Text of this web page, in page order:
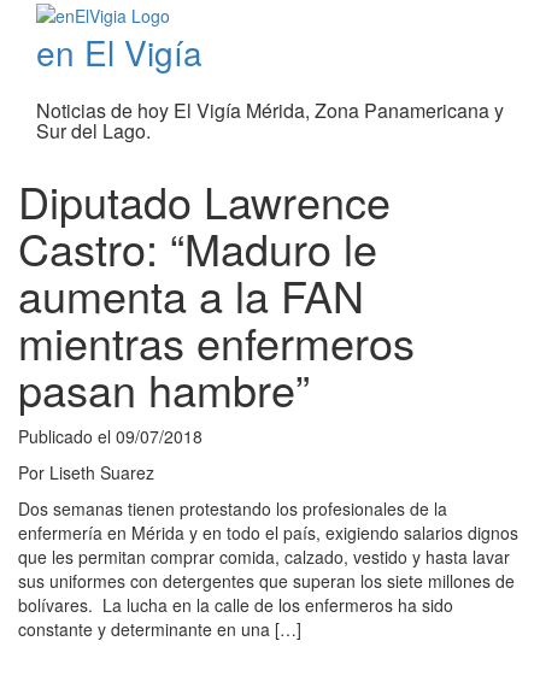
en El Vigía
Noticias de hoy El Vigía Mérida, Zona Panamericana y
Sur del Lago.
Diputado Lawrence
Castro: “Maduro le
aumenta a la FAN
mientras enfermeros
pasan hambre”
Publicado el 09/07/2018
Por Liseth Suarez
Dos semanas tienen protestando los profesionales de la
enfermería en Mérida y en todo el país, exigiendo salarios dignos
que les permitan comprar comida, calzado, vestido y hasta lavar
sus uniformes con detergentes que superan los siete millones de
bolívares. La lucha en la calle de los enfermeros ha sido
constante y determinante en una […]